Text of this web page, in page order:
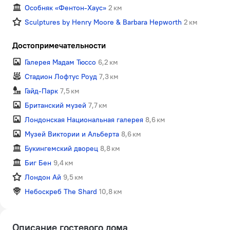
Особняк «Фентон-Хаус» 2 км
Sculptures by Henry Moore & Barbara Hepworth 2 км
Достопримечательности
Галерея Мадам Тюссо 6,2 км
Стадион Лофтус Роуд 7,3 км
Гайд-Парк 7,5 км
Британский музей 7,7 км
Лондонская Национальная галерея 8,6 км
Музей Виктории и Альберта 8,6 км
Букингемский дворец 8,8 км
Биг Бен 9,4 км
Лондон Ай 9,5 км
Небоскреб The Shard 10,8 км
Описание гостевого дома